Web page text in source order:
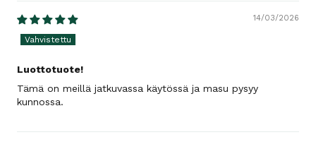
14/03/2026
Luottotuote!
Tämä on meillä jatkuvassa käytössä ja masu pysyy
kunnossa.